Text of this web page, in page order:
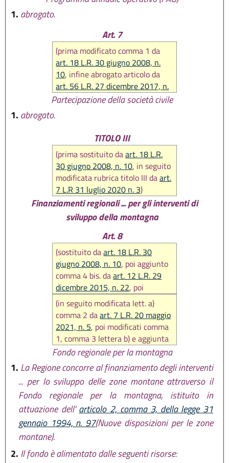
dicembre 2017, n. 25
1. abrogato.
Art. 7
(prima modificato comma 1 da
art. 18 L.R. 30 giugno 2008, n.
10, infine abrogato articolo da
art. 56 L.R. 27 dicembre 2017, n.
25)
Partecipazione della società civile
1. abrogato.
TITOLO III
(prima sostituito daart. 18 L.R.
30 giugno 2008, n. 10, in seguito
modificata rubrica titolo III daart.
7 L.R 31 luglio 2020 n. 3)
Finanziamenti regionali ... per gli interventi di
sviluppo della montagna
Art. 8
(sostituito daart. 18 L.R. 30
giugno 2008, n. 10, poi aggiunto
comma 4 bis. daart. 12 L.R. 29
dicembre 2015, n. 22, poi
sostituito daart. 34 L.R. 27
dicembre 2017, n. 25, poi
sostituito comma 3 daart. 7 L.R.
31 luglio 2020, n. 3)
(in seguito modificata lett. a)
comma 2 daart. 7 L.R. 20 maggio
2021, n. 5, poi modificati comma
1, comma 3 lettera b) e aggiunta
lettera b bis al comma 3 daart. 4
L.R. 29 luglio 2021, n. 8
Fondo regionale per la montagna
1. La Regione concorre al finanziamento degli interventi
... per lo sviluppo delle zone montane attraverso il
Fondo regionale per la montagna, istituito in
attuazione dell'articolo 2, comma 3, della legge 31
gennaio 1994, n. 97(Nuove disposizioni per le zone
montane).
2. Il fondo è alimentato dalle seguenti risorse: